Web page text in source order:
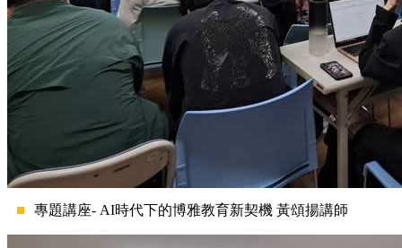
專題講座- AI時代下的博雅教育新契機 黃頌揚講師